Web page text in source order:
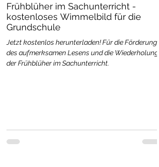
Frühblüher im Sachunterricht -
kostenloses Wimmelbild für die
Grundschule
Jetzt kostenlos herunterladen! Für die Förderung
des aufmerksamen Lesens und die Wiederholung
der Frühblüher im Sachunterricht.